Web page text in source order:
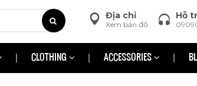
Hỗ
Địa chỉ
Xem bản đồ
CLOTHING ACCESSORIES